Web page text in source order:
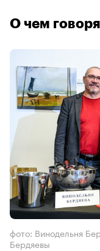
О чем
фото: Винодельня
Бердяевы